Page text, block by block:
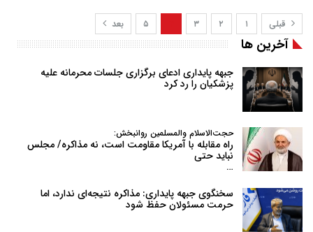
قبلی ۱ ۲ ۳ ۵ بعد
آخرین ها
جبهه پایداری ادعای برگزاری جلسات محرمانه علیه
پزشکیان را رد کرد
حجت‌الاسلام والمسلمین روانبخش:
راه مقابله با آمریکا مقاومت است، نه مذاکره/ مجلس
نباید حتی
…
سخنگوی جبهه پایداری: مذاکره نتیجه‌ای ندارد، اما
حرمت مسئولان حفظ شود